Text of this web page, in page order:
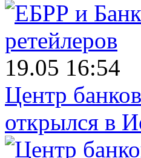
19.05 16:54
Центр
открылся в